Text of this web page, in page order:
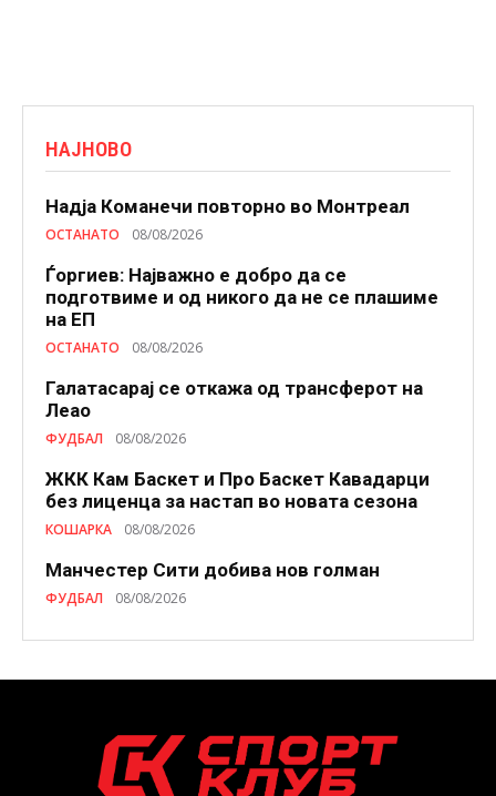
НАЈНОВО
Надја Команечи повторно во Монтреал
ОСТАНАТО 08/08/2026
Ѓоргиев: Најважно е добро да се
подготвиме и од никого да не се плашиме
на ЕП
ОСТАНАТО 08/08/2026
Галатасарај се откажа од трансферот на
Леао
ФУДБАЛ 08/08/2026
ЖКК Кам Баскет и Про Баскет Кавадарци
без лиценца за настап во новата сезона
КОШАРКА 08/08/2026
Манчестер Сити добива нов голман
ФУДБАЛ 08/08/2026